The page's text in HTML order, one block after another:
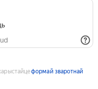
формай зваротнай